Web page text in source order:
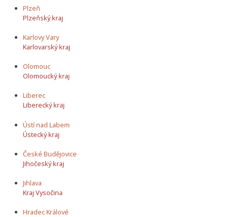
Plzeň
Plzeňský kraj
Karlovy Vary
Karlovarský kraj
Olomouc
Olomoucký kraj
Liberec
Liberecký kraj
Ústí nad Labem
Ústecký kraj
České Budějovice
Jihočeský kraj
Jihlava
Kraj Vysočina
Hradec Králové